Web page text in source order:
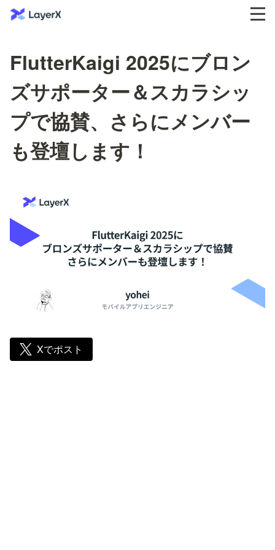
FlutterKaigi 2025にブロン
ズサポーター＆スカラシッ
プで協賛、さらにメンバー
も登壇します！
Xでポスト